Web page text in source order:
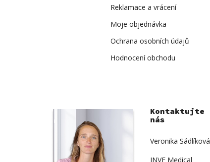
Reklamace a vrácení
Moje objednávka
Ochrana osobních údajů
Hodnocení obchodu
Kontaktujte
nás
Veronika Sádlíková
INVE Medical